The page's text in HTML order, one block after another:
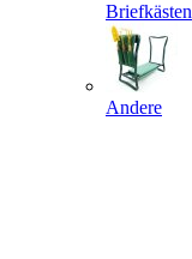
Briefkästen
Andere